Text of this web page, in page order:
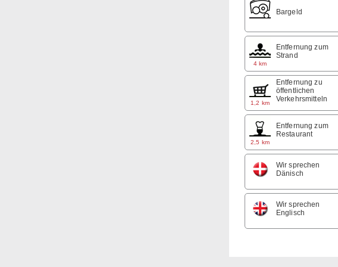
Bargeld
4 km
Entfernung zum
Strand
1,2 km
Entfernung zu
öffentlichen
Verkehrsmitteln
2,5 km
Entfernung zum
Restaurant
Wir sprechen
Dänisch
Wir sprechen
Englisch